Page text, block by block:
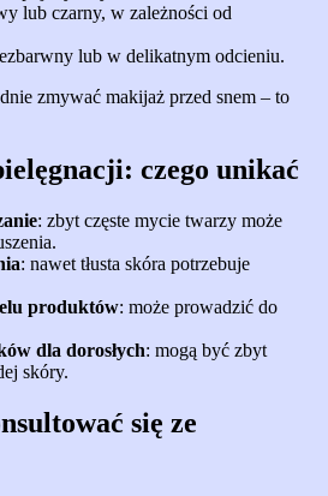
lub czarny, w zależności od
lub w delikatnym odcieniu.
zmywać makijaż przed snem – to
czego unikać
: zbyt częste mycie twarzy może
: nawet tłusta skóra potrzebuje
produktów: może prowadzić do
dla dorosłych: mogą być zbyt
skóry.
się ze